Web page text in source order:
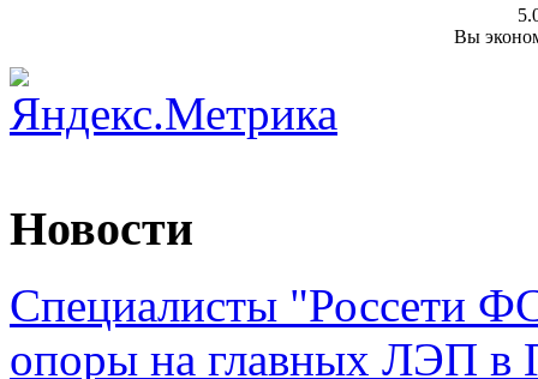
Вы
Новости
Специалисты "Россети
опоры на главных ЛЭП в